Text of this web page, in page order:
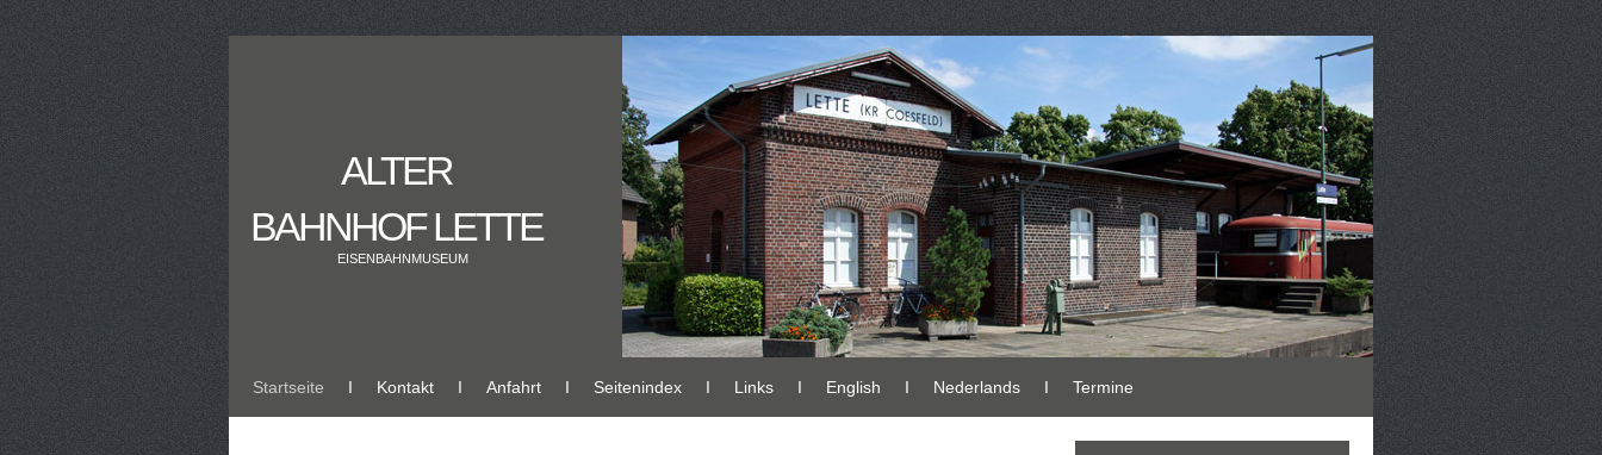
ALTER
BAHNHOF LETTE
EISENBAHNMUSEUM
Startseite Ι Kontakt Ι Anfahrt Ι Seitenindex Ι Links Ι English Ι Nederlands Ι Termine